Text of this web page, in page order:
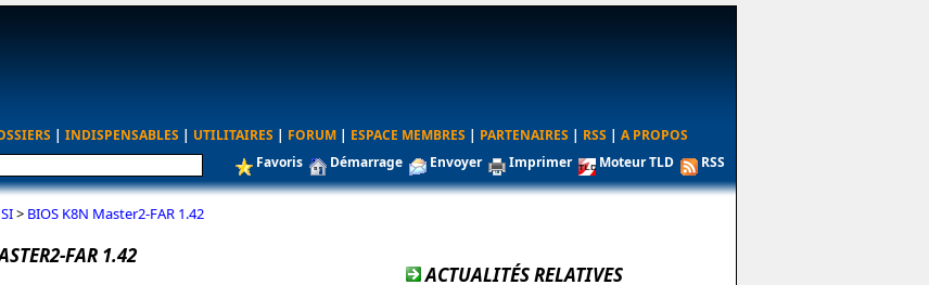
| INDISPENSABLES | UTILITAIRES | FORUM | ESPACE MEMBRES | PARTENAIRES | RSS | A PROPOS
Favoris Démarrage Envoyer Imprimer Moteur TLD RSS
> BIOS K8N Master2-FAR 1.42
FAR 1.42
ACTUALITÉS RELATIVES